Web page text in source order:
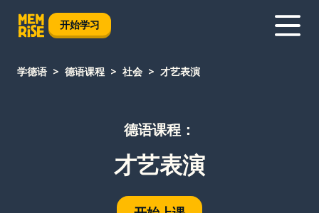
开始学习
学德语 德语课程 社会 才艺表演
德语课程：
才艺表演